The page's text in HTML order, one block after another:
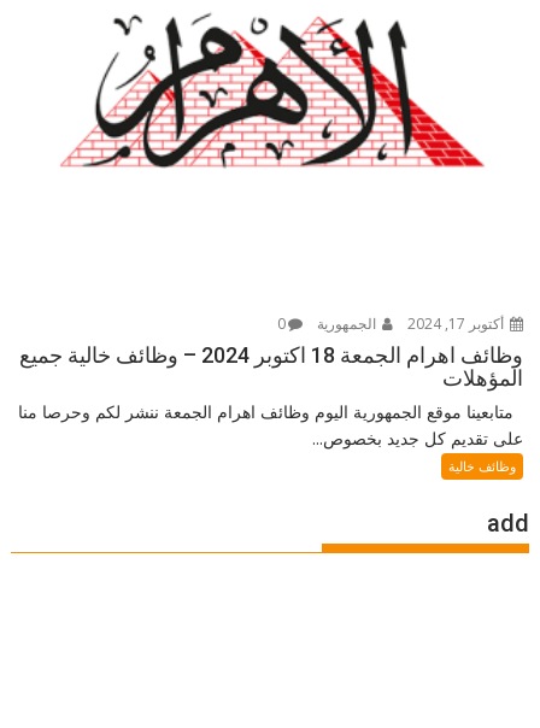
أكتوبر 17, 2024 الجمهورية 0
وظائف اهرام الجمعة 18 اكتوبر 2024 – وظائف خالية جميع
المؤهلات
متابعينا موقع الجمهورية اليوم وظائف اهرام الجمعة ننشر لكم وحرصا منا
على تقديم كل جديد بخصوص...
وظائف خالية
add